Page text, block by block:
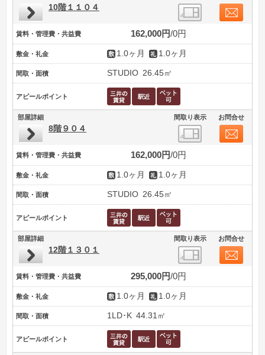
10階１１０４
賃料・管理費・共益費 162,000円 0円
敷金・礼金 1.0ヶ月 1.0ヶ月
間取・面積 STUDIO 26.45㎡
アピールポイント
部屋詳細 間取り表示 お問合せ
8階９０４
賃料・管理費・共益費 162,000円 0円
敷金・礼金 1.0ヶ月 1.0ヶ月
間取・面積 STUDIO 26.45㎡
アピールポイント
部屋詳細 間取り表示 お問合せ
12階１３０１
賃料・管理費・共益費 295,000円 0円
敷金・礼金 1.0ヶ月 1.0ヶ月
間取・面積 1LD･K 44.31㎡
アピールポイント